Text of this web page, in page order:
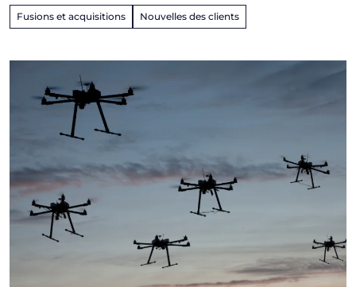
Fusions et acquisitions Nouvelles des clients